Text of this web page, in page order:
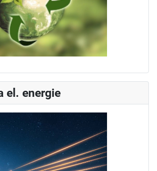
el. energie